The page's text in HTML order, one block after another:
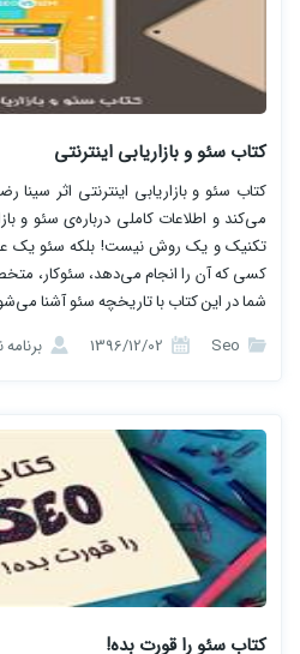
کتاب سئو و بازاریابی اینترنتی
کتاب سئو و بازاریابی اینترنتی اثر سینا
می‌کند و اطلاعات کاملی درباره‌ی سئو و
تکنیک و یک روش نیست! بلکه سئو
کسی که آن را انجام می‌دهد، سئوکار،
شما در این کتاب با تاریخچه سئو آشنا
کتاب سئو را قورت بده!